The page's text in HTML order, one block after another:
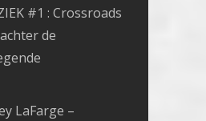
#1 : Crossroads
de
LaFarge –